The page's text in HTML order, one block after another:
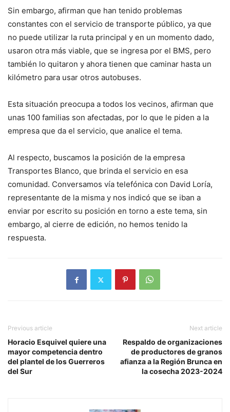
Sin embargo, afirman que han tenido problemas
constantes con el servicio de transporte público, ya que
no puede utilizar la ruta principal y en un momento dado,
usaron otra más viable, que se ingresa por el BMS, pero
también lo quitaron y ahora tienen que caminar hasta un
kilómetro para usar otros autobuses.
Esta situación preocupa a todos los vecinos, afirman que
unas 100 familias son afectadas, por lo que le piden a la
empresa que da el servicio, que analice el tema.
Al respecto, buscamos la posición de la empresa
Transportes Blanco, que brinda el servicio en esa
comunidad. Conversamos vía telefónica con David Loría,
representante de la misma y nos indicó que se iban a
enviar por escrito su posición en torno a este tema, sin
embargo, al cierre de edición, no hemos tenido la
respuesta.
Previous article
Horacio Esquivel quiere una
mayor competencia dentro
del plantel de los Guerreros
del Sur
Next article
Respaldo de organizaciones
de productores de granos
afianza a la Región Brunca en
la cosecha 2023-2024